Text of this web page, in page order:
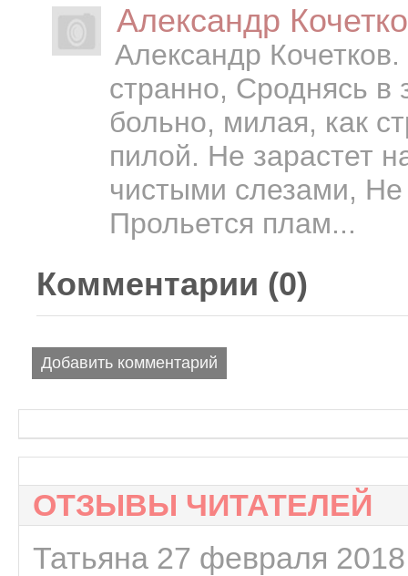
Александр
Александр
странно, Сроднясь в
больно, милая, как
пилой. Не зарастет
чистыми слезами, Не
Прольется плам...
Комментарии (0)
Добавить комментарий
ОТЗЫВЫ ЧИТАТЕЛЕЙ
Татьяна 27 февраля